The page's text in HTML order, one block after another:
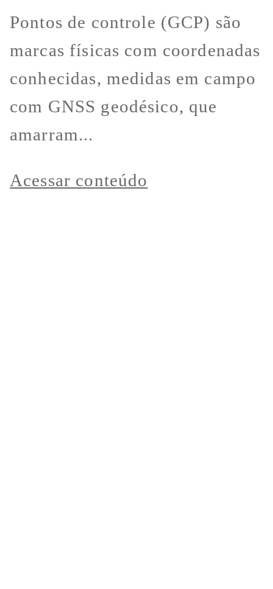
Pontos de controle (GCP) são
marcas físicas com coordenadas
conhecidas, medidas em campo
com GNSS geodésico, que
amarram...
Acessar conteúdo